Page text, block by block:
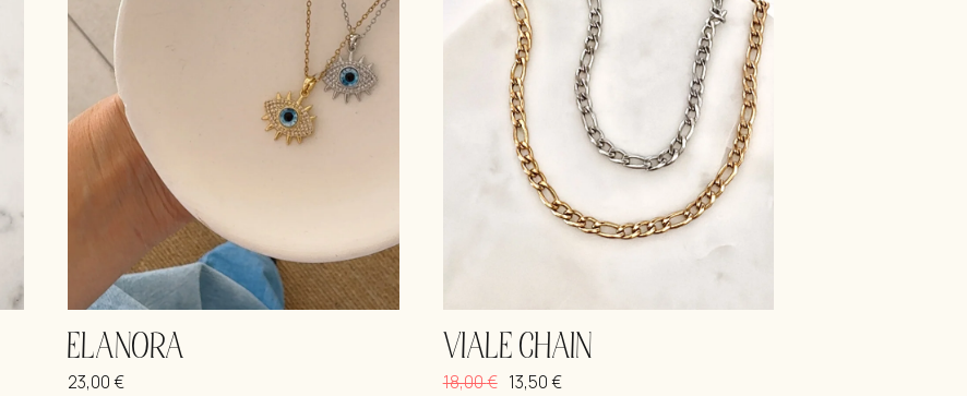
ELANORA
23,00€
VIALE CHAIN
18,00€ 13,50€